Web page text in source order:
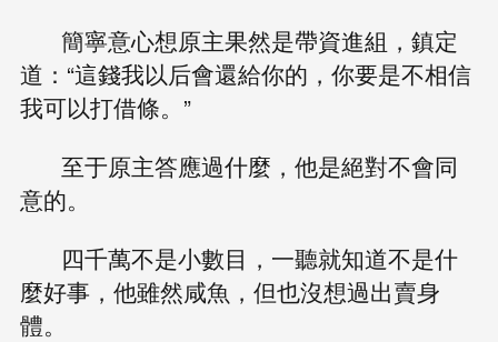
簡寧意心想原主果然是帶資進組，鎮定
道：“這錢我以后會還給你的，你要是不相信
我可以打借條。”
至于原主答應過什麼，他是絕對不會同
意的。
四千萬不是小數目，一聽就知道不是什
麼好事，他雖然咸魚，但也沒想過出賣身
體。